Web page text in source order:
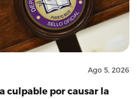
Ago 5, 2026
culpable por causar la